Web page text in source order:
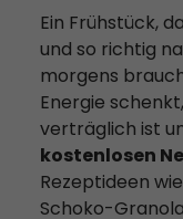
Ein Frühstück,
und so richtig
morgens
Energie
verträglich ist
kostenlosen
Rezeptideen
Schoko-